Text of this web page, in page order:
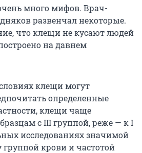
много мифов. Врач-
развенчал некоторые.
что клещи не кусают людей
на давнем
клещи могут
определенные
клещи чаще
с III группой, реже — к I
исследованиях значимой
крови и частотой